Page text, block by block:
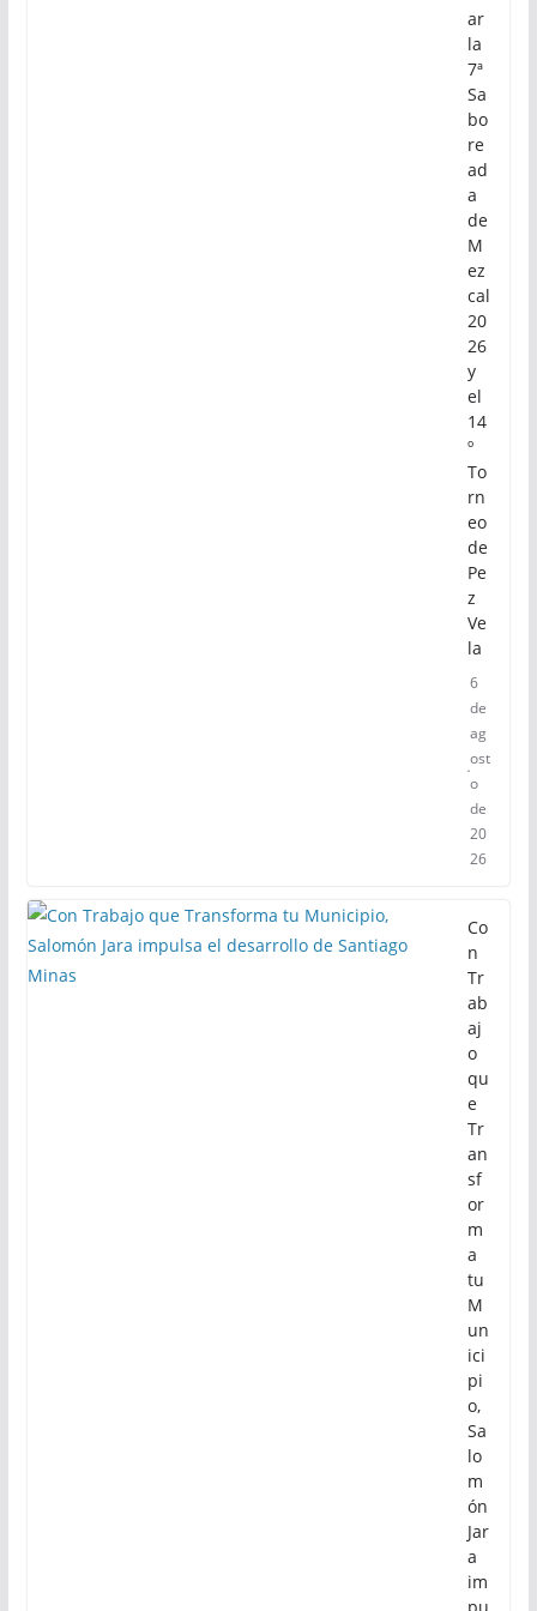
ar
la
7ª
Sa
bo
re
ad
a
de
M
ez
cal
20
26
y
el
14
º
To
rn
eo
de
Pe
z
Ve
la
6
de
ag
ost
o
de
20
26
Co
n
Tr
ab
aj
o
qu
e
Tr
an
sf
or
m
a
tu
M
un
ici
pi
o,
Sa
lo
m
ón
Jar
a
im